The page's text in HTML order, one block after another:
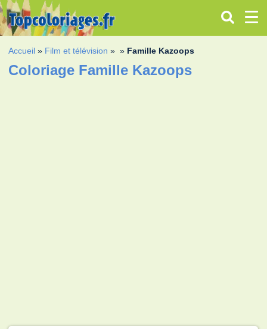
Accueil » Film et télévision » » Famille Kazoops
Coloriage Famille Kazoops